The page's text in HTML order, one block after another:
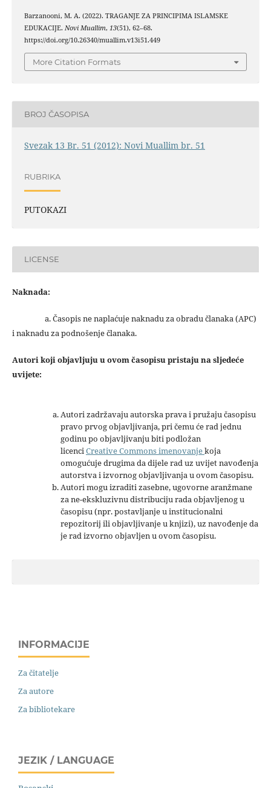
Barzanooni, M. A. (2022). TRAGANJE ZA PRINCIPIMA ISLAMSKE
EDUKACIJE. Novi Muallim, 13(51), 62–68.
https://doi.org/10.26340/muallim.v13i51.449
More Citation Formats
BROJ ČASOPISA
Svezak 13 Br. 51 (2012): Novi Muallim br. 51
RUBRIKA
PUTOKAZI
LICENSE
Naknada:
a. Časopis ne naplaćuje naknadu za obradu članaka (APC)
i naknadu za podnošenje članaka.
Autori koji objavljuju u ovom časopisu pristaju na sljedeće
uvijete:
Autori zadržavaju autorska prava i pružaju časopisu
pravo prvog objavljivanja, pri čemu će rad jednu
godinu po objavljivanju biti podložan
licenciCreative Commons imenovanjekoja
omogućuje drugima da dijele rad uz uvijet navođenja
autorstva i izvornog objavljivanja u ovom časopisu.
Autori mogu izraditi zasebne, ugovorne aranžmane
za ne-ekskluzivnu distribuciju rada objavljenog u
časopisu (npr. postavljanje u institucionalni
repozitorij ili objavljivanje u knjizi), uz navođenje da
je rad izvorno objavljen u ovom časopisu.
INFORMACIJE
Za čitatelje
Za autore
Za bibliotekare
JEZIK / LANGUAGE